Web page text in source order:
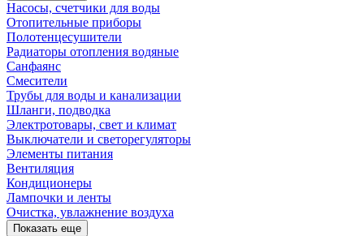
Насосы, счетчики для воды
Отопительные приборы
Полотенцесушители
Радиаторы отопления водяные
Санфаянс
Смесители
Трубы для воды и канализации
Шланги, подводка
Электротовары, свет и климат
Выключатели и светорегуляторы
Элементы питания
Вентиляция
Кондиционеры
Лампочки и ленты
Очистка, увлажнение воздуха
Показать еще